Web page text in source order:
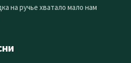
на ручье хватало мало нам